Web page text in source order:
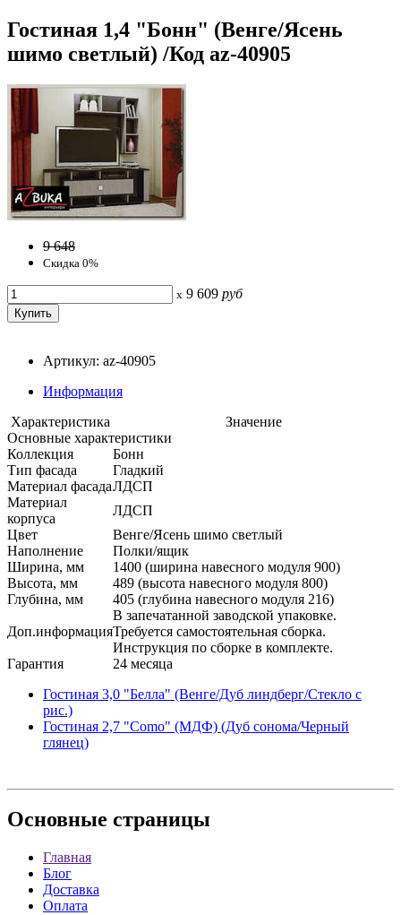
Гостиная 1,4 "Бонн" (Венге/Ясень
шимо светлый) /Код az-40905
9 648
Скидка 0%
x 9 609 руб
Артикул: az-40905
Информация
Характеристика
Значение
Основные характеристики
Коллекция
Бонн
Тип фасада
Гладкий
Материал фасадаЛДСП
Материал
корпуса
ЛДСП
Цвет
Венге/Ясень шимо светлый
Наполнение
Полки/ящик
Ширина, мм
1400 (ширина навесного модуля 900)
Высота, мм
489 (высота навесного модуля 800)
Глубина, мм
405 (глубина навесного модуля 216)
Доп.информация
В запечатанной заводской упаковке.
Требуется самостоятельная сборка.
Инструкция по сборке в комплекте.
Гарантия
24 месяца
Гостиная 3,0 "Белла" (Венге/Дуб линдберг/Стекло с
рис.)
Гостиная 2,7 "Como" (МДФ) (Дуб сонома/Черный
глянец)
Основные страницы
Главная
Блог
Доставка
Оплата